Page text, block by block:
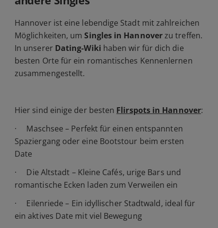
Hannover ist eine lebendige Stadt mit zahlreichen
Möglichkeiten, umSingles in Hannoverzu treffen.
In unserer Dating-Wiki haben wir für dich die
besten Orte für ein romantisches Kennenlernen
zusammengestellt.
Hier sind einige der besten Flirspots in Hannover:
· Maschsee – Perfekt für einen entspannten
Spaziergang oder eine Bootstour beim ersten
Date
· Die Altstadt – Kleine Cafés, urige Bars und
romantische Ecken laden zum Verweilen ein
· Eilenriede – Ein idyllischer Stadtwald, ideal für
ein aktives Date mit viel Bewegung